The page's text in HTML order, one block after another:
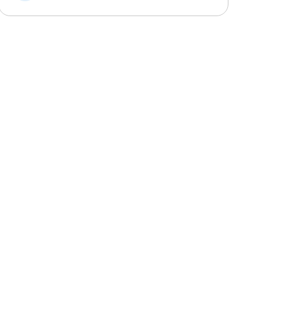
finden oder B) den gezahlten Betrag vollständig